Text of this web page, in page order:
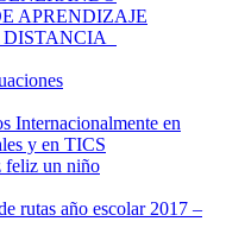
APRENDIZAJE
Internacionalmente en
y en TICS
feliz un niño
rutas año escolar 2017 –